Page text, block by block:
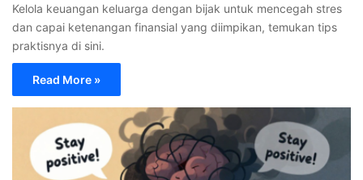
Kelola keuangan keluarga dengan bijak untuk mencegah stres
dan capai ketenangan finansial yang diimpikan, temukan tips
praktisnya di sini.
Read More »